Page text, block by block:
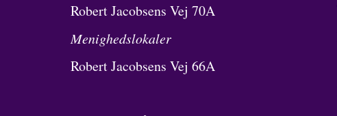
Robert Jacobsens Vej 70A
Menighedslokaler
Robert Jacobsens Vej 66A